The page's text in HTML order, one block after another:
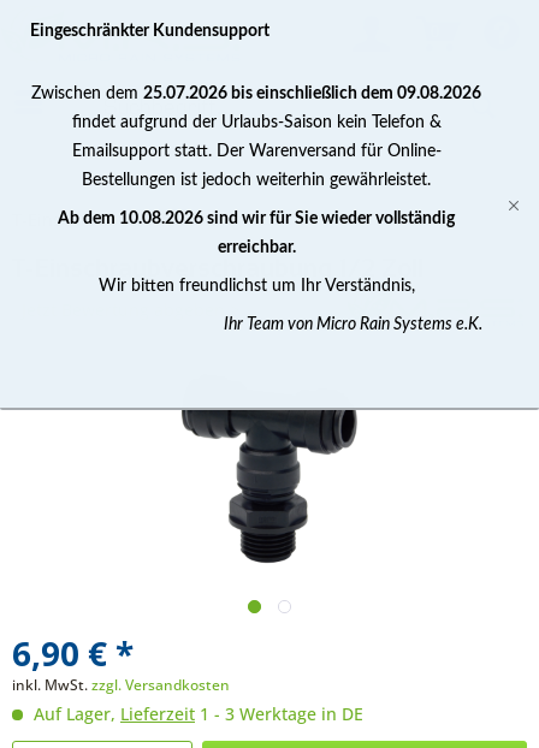
T-Einschraubverschraubung
6,90 € *
inkl. MwSt.zzgl. Versandkosten
Auf Lager, Lieferzeit 1 - 3 Werktage in DE
Eingeschränkter Kundensupport
Zwischen dem 25.07.2026 bis einschließlich dem 09.08.2026
findet aufgrund der Urlaubs-Saison kein Telefon &
Emailsupport statt. Der Warenversand für Online-
Bestellungen ist jedoch weiterhin gewährleistet.
Ab dem 10.08.2026 sind wir für Sie wieder vollständig
erreichbar.
Wir bitten freundlichst um Ihr Verständnis,
Ihr Team von Micro Rain Systems e.K.